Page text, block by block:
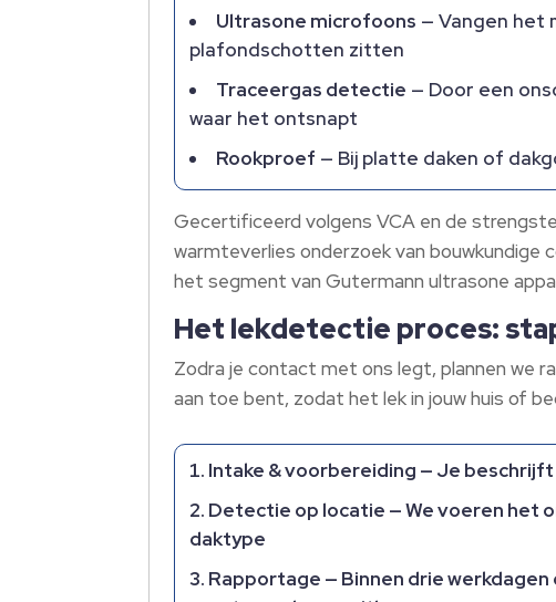
Ultrasone microfoons — Vangen het
plafondschotten zitten
Traceergas detectie — Door een
waar het ontsnapt
Rookproef — Bij platte daken of
Gecertificeerd volgens VCA en de
warmteverlies onderzoek van bouwkundige
het segment van Gutermann ultrasone
Het lekdetectie proces:
Zodra je contact met ons legt, plannen we
aan toe bent, zodat het lek in jouw huis of
Intake & voorbereiding — Je
Detectie op locatie — We voeren het
daktype
Rapportage — Binnen drie